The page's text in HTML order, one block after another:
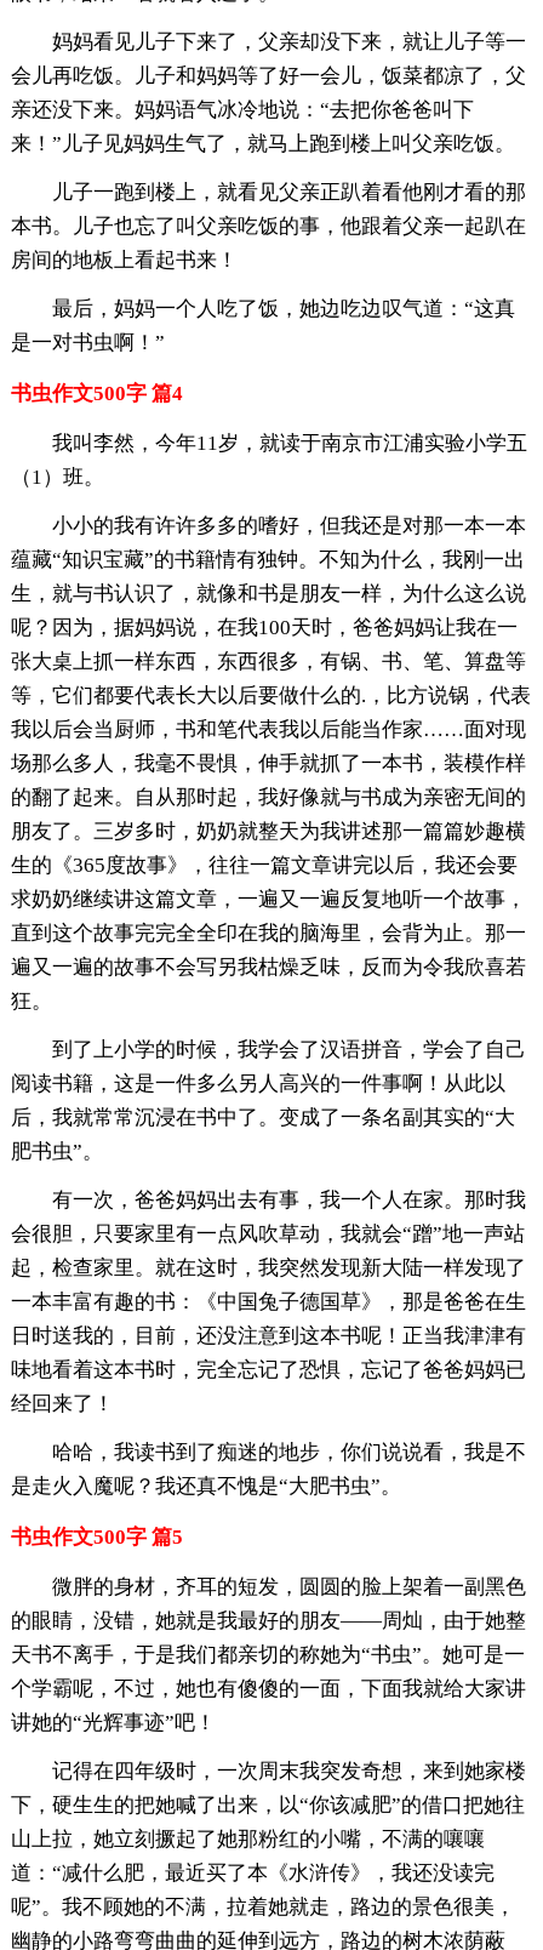
妈妈看见儿子下来了，父亲却没下来，就让儿子等一
会儿再吃饭。儿子和妈妈等了好一会儿，饭菜都凉了，父
亲还没下来。妈妈语气冰冷地说：“去把你爸爸叫下
来！”儿子见妈妈生气了，就马上跑到楼上叫父亲吃饭。
儿子一跑到楼上，就看见父亲正趴着看他刚才看的那
本书。儿子也忘了叫父亲吃饭的事，他跟着父亲一起趴在
房间的地板上看起书来！
最后，妈妈一个人吃了饭，她边吃边叹气道：“这真
是一对书虫啊！”
书虫作文500字 篇4
我叫李然，今年11岁，就读于南京市江浦实验小学五
（1）班。
小小的我有许许多多的嗜好，但我还是对那一本一本
蕴藏“知识宝藏”的书籍情有独钟。不知为什么，我刚一出
生，就与书认识了，就像和书是朋友一样，为什么这么说
呢？因为，据妈妈说，在我100天时，爸爸妈妈让我在一
张大桌上抓一样东西，东西很多，有锅、书、笔、算盘等
等，它们都要代表长大以后要做什么的.，比方说锅，代表
我以后会当厨师，书和笔代表我以后能当作家……面对现
场那么多人，我毫不畏惧，伸手就抓了一本书，装模作样
的翻了起来。自从那时起，我好像就与书成为亲密无间的
朋友了。三岁多时，奶奶就整天为我讲述那一篇篇妙趣横
生的《365度故事》，往往一篇文章讲完以后，我还会要
求奶奶继续讲这篇文章，一遍又一遍反复地听一个故事，
直到这个故事完完全全印在我的脑海里，会背为止。那一
遍又一遍的故事不会写另我枯燥乏味，反而为令我欣喜若
狂。
到了上小学的时候，我学会了汉语拼音，学会了自己
阅读书籍，这是一件多么另人高兴的一件事啊！从此以
后，我就常常沉浸在书中了。变成了一条名副其实的“大
肥书虫”。
有一次，爸爸妈妈出去有事，我一个人在家。那时我
会很胆，只要家里有一点风吹草动，我就会“蹭”地一声站
起，检查家里。就在这时，我突然发现新大陆一样发现了
一本丰富有趣的书：《中国兔子德国草》，那是爸爸在生
日时送我的，目前，还没注意到这本书呢！正当我津津有
味地看着这本书时，完全忘记了恐惧，忘记了爸爸妈妈已
经回来了！
哈哈，我读书到了痴迷的地步，你们说说看，我是不
是走火入魔呢？我还真不愧是“大肥书虫”。
书虫作文500字 篇5
微胖的身材，齐耳的短发，圆圆的脸上架着一副黑色
的眼睛，没错，她就是我最好的朋友——周灿，由于她整
天书不离手，于是我们都亲切的称她为“书虫”。她可是一
个学霸呢，不过，她也有傻傻的一面，下面我就给大家讲
讲她的“光辉事迹”吧！
记得在四年级时，一次周末我突发奇想，来到她家楼
下，硬生生的把她喊了出来，以“你该减肥”的借口把她往
山上拉，她立刻撅起了她那粉红的小嘴，不满的嚷嚷
道：“减什么肥，最近买了本《水浒传》，我还没读完
呢”。我不顾她的不满，拉着她就走，路边的景色很美，
幽静的小路弯弯曲曲的延伸到远方，路边的树木浓荫蔽